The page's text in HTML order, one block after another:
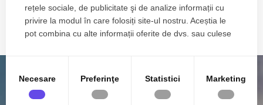
Apartamente de inchiriat in Constanta
Apartamente de inchiriat in Constanta Tomis Nord
Apartamente de inchiriat in Mamaia
Apartamente de inchiriat in Mamaia Central
Apartamente de inchiriat in Mamaia-Sat Nord
rețele sociale, de publicitate şi de analize informații cu
privire la modul în care folosiți site-ul nostru. Aceștia le
pot combina cu alte informații oferite de dvs. sau culese
Necesare Preferinţe Statistici Marketing